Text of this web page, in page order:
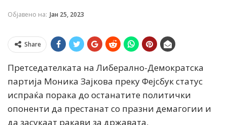
Објавено на: Јан 25, 2023
Share
Претседателката на Либерално-Демократска
партија Моника Зајкова преку Фејсбук статус
испраќа порака до останатите политички
опоненти да престанат со празни демагогии и
да засукаат ракави за државата.